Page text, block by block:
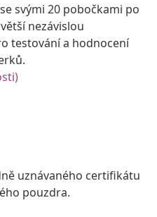
svými 20 pobočkami po
nezávislou
testování a hodnocení
uznávaného certifikátu
pouzdra.